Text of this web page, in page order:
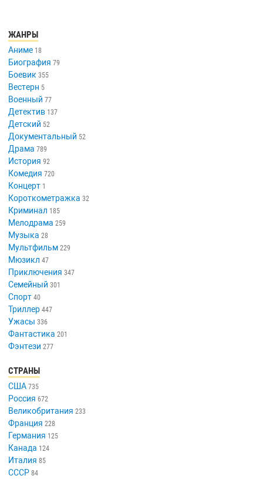
ЖАНРЫ
Аниме 18
Биография 79
Боевик 355
Вестерн 5
Военный 77
Детектив 137
Детский 52
Документальный 52
Драма 789
История 92
Комедия 720
Концерт 1
Короткометражка 32
Криминал 185
Мелодрама 259
Музыка 28
Мультфильм 229
Мюзикл 47
Приключения 347
Семейный 301
Спорт 40
Триллер 447
Ужасы 336
Фантастика 201
Фэнтези 277
СТРАНЫ
США 735
Россия 672
Великобритания 233
Франция 228
Германия 125
Канада 124
Италия 85
СССР 84